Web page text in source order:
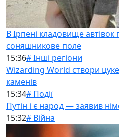
В Ірпені кладовище
соняшникове поле
15:36# Інші регіони
Wizarding World створи
каменів
15:34# Події
Путін і є народ — заявив
15:32# Війна